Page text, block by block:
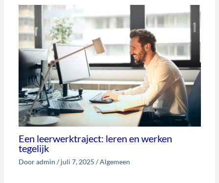
Een leerwerktraject: leren en werken
tegelijk
Door admin /juli 7, 2025 /Algemeen